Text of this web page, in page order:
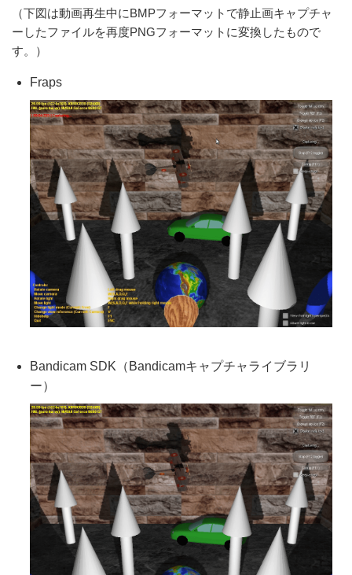
（下図は動画再生中にBMPフォーマットで静止画キャプチャ
ーしたファイルを再度PNGフォーマットに変換したもので
す。）
Fraps
Bandicam SDK（Bandicamキャプチャライブラリ
ー）